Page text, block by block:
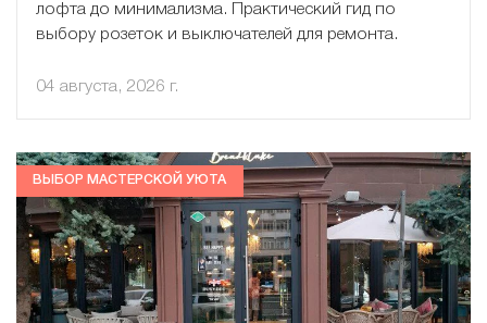
лофта до минимализма. Практический гид по
выбору розеток и выключателей для ремонта.
04 августа, 2026 г.
ВЫБОР МАСТЕРСКОЙ УЮТА